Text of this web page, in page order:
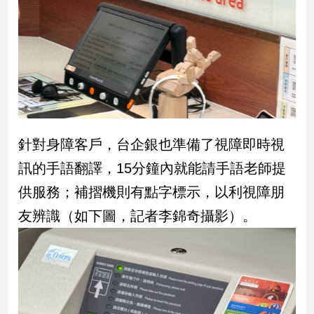
觀
兩
岸/
國
際
社
會/
地
方
冠
病
毒
專
針對身障客戶，台企銀也準備了視障即時視
訊的手語翻譯，15分鐘內就能請手語老師提
供服務；補摺機則有點字標示，以利視障朋
友辨識（如下圖，記者李錦奇攝影）。